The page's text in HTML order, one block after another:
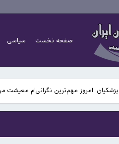
صفحه نخست سیاسی
نزولی شدن رشد سالانه مصرف برق در کشور/
سکه در آستانه بازگشت به کانال ۱۸۸ میلیون تومان
علت اصلی آلودگی هوای تهران در روزهای
پزشکیان: امروز مهم‌ترین نگرانی‌ام معیشت
۹۴۵ هزار فقره تخلف موتورسواران در تهران